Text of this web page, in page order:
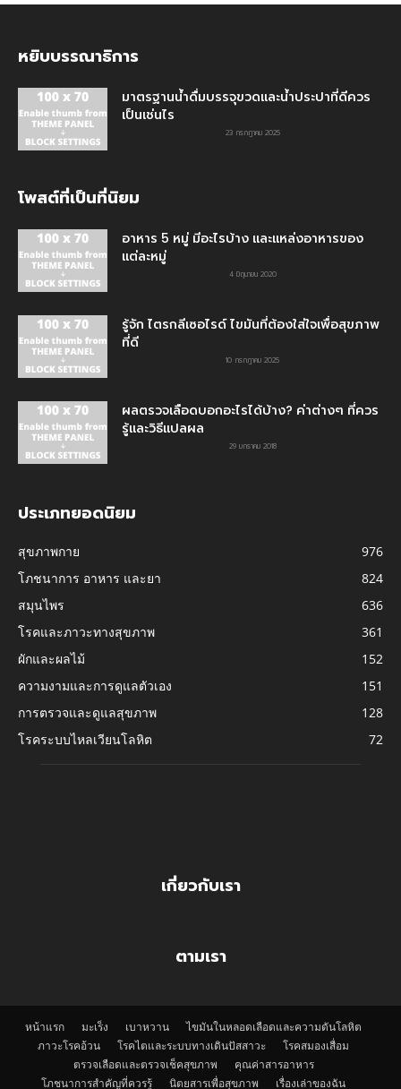
หยิบบรรณาธิการ
มาตรฐานน้ำดื่มบรรจุขวดและน้ำประปาที่ดีควร
เป็นเช่นไร
23 กรกฎาคม 2025
โพสต์ที่เป็นที่นิยม
อาหาร 5 หมู่ มีอะไรบ้าง และแหล่งอาหารของ
แต่ละหมู่
4 มิถุนายน 2020
รู้จัก ไตรกลีเซอไรด์ ไขมันที่ต้องใส่ใจเพื่อสุขภาพ
ที่ดี
10 กรกฎาคม 2025
ผลตรวจเลือดบอกอะไรได้บ้าง? ค่าต่างๆ ที่ควร
รู้และวิธีแปลผล
29 มกราคม 2018
ประเภทยอดนิยม
สุขภาพกาย
976
โภชนาการ อาหาร และยา
824
สมุนไพร
636
โรคและภาวะทางสุขภาพ
361
ผักและผลไม้
152
ความงามและการดูแลตัวเอง
151
การตรวจและดูแลสุขภาพ
128
โรคระบบไหลเวียนโลหิต
72
เกี่ยวกับเรา
ตามเรา
หน้าแรก มะเร็ง เบาหวาน
ไขมันในหลอดเลือดและความดันโลหิต
ภาวะโรคอ้วน
โรคไตและระบบทางเดินปัสสาวะ
โรคสมองเสื่อม
ตรวจเลือดและตรวจเช็คสุขภาพ
คุณค่าสารอาหาร
โภชนาการสำคัญที่ควรรู้
นิตยสารเพื่อสุขภาพ เรื่องเล่าของฉัน